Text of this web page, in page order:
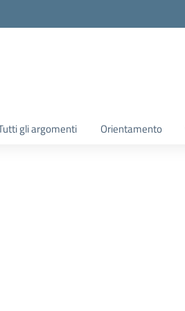
gli argomenti Orientamento